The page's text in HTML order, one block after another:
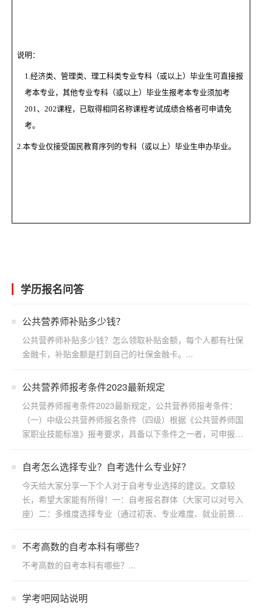
说明：
1.经济类、管理类、理工科类专业专科（或以上）毕业生可直接报
考本专业，其他专业专科（或以上）毕业生报考本专业须加考
201、202课程，已取得相同名称课程考试成绩合格者可申请免
考。
2.本专业仅接受国民教育序列的专科（或以上）毕业生申办毕业。
学历报名问答
公共营养师补贴多少钱？
公共营养师补贴多少钱？怎么领取补贴金额，每个人都有社保
金融卡，补贴金额是打到自己的社保金融卡。...
公共营养师报考条件2023最新规定
公共营养师报考条件2023最新规定，公共营养师报考条件：
（一）中级公共营养师报名条件（四级）根据《公共营养师国
家职业技能标准》报考要求，具备以下条件之一者，可申报四
自考怎么选择专业？自考选什么专业好？
今天给大家分享一下个人对于自考专业选择的建议。文章较
长，希望大家能有所得！一：自考报名群体（大家可以对号入
座）二：多维度选择专业（通过初衷、专业难度、就业前景方
不考高数的自考本科有哪些？
不考高数的自考本科有哪些？...
学考吧网站说明